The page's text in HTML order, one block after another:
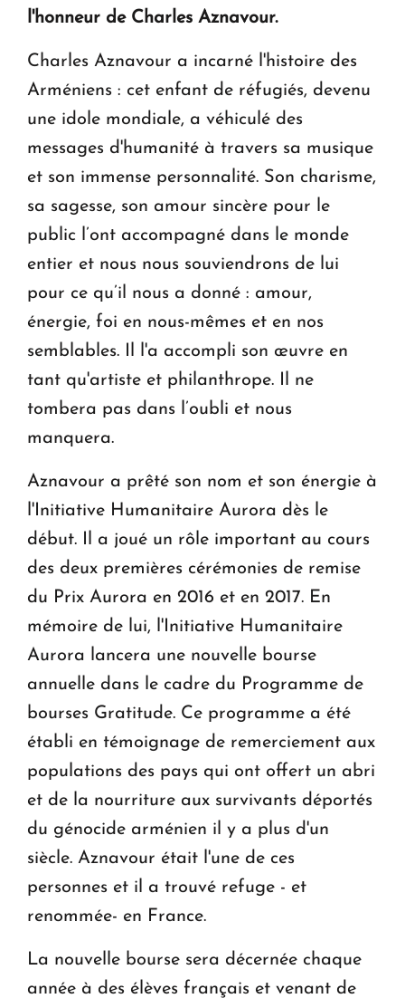
l'honneur de Charles Aznavour.
Charles Aznavour a incarné l'histoire des
Arméniens : cet enfant de réfugiés, devenu
une idole mondiale, a véhiculé des
messages d'humanité à travers sa musique
et son immense personnalité. Son charisme,
sa sagesse, son amour sincère pour le
public l’ont accompagné dans le monde
entier et nous nous souviendrons de lui
pour ce qu’il nous a donné : amour,
énergie, foi en nous-mêmes et en nos
semblables. Il l'a accompli son œuvre en
tant qu'artiste et philanthrope. Il ne
tombera pas dans l’oubli et nous
manquera.
Aznavour a prêté son nom et son énergie à
l'Initiative Humanitaire Aurora dès le
début. Il a joué un rôle important au cours
des deux premières cérémonies de remise
du Prix Aurora en 2016 et en 2017. En
mémoire de lui, l'Initiative Humanitaire
Aurora lancera une nouvelle bourse
annuelle dans le cadre du Programme de
bourses Gratitude. Ce programme a été
établi en témoignage de remerciement aux
populations des pays qui ont offert un abri
et de la nourriture aux survivants déportés
du génocide arménien il y a plus d'un
siècle. Aznavour était l'une de ces
personnes et il a trouvé refuge - et
renommée- en France.
La nouvelle bourse sera décernée chaque
année à des élèves français et venant de